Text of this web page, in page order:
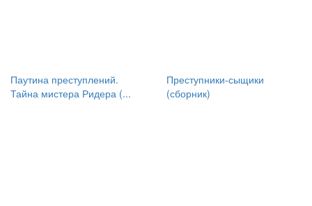
Паутина преступлений.
Тайна мистера Ридера (...
Преступники-сыщики
(сборник)